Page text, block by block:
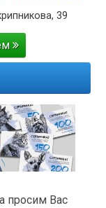
39
просим Вас